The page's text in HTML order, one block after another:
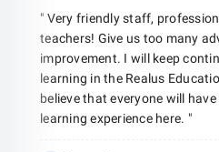
" Very friendly staff,
teachers! Give us too many
improvement. I will keep
learning in the Realus
believe that everyone will have
learning experience here. "